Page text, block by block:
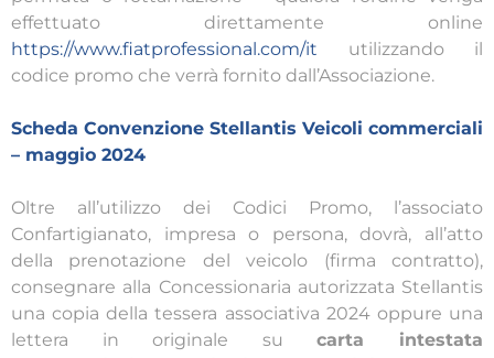
effettuato direttamente online
https://www.fiatprofessional.com/it utilizzando il
codice promo che verrà fornito dall’Associazione.
Scheda Convenzione Stellantis Veicoli commerciali
– maggio 2024
Oltre all’utilizzo dei Codici Promo, l’associato
Confartigianato, impresa o persona, dovrà, all’atto
della prenotazione del veicolo (firma contratto),
consegnare alla Concessionaria autorizzata Stellantis
una copia della tessera associativa 2024 oppure una
lettera in originale sucarta intestata